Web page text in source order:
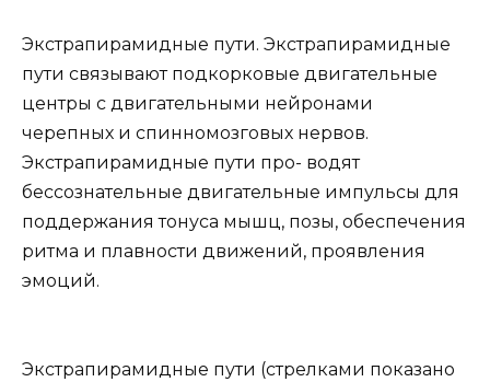
Экстрапирамидные пути. Экстрапирамидные
пути связывают подкорковые двигательные
центры с двигательными нейронами
черепных и спинномозговых нервов.
Экстрапирамидные пути про- водят
бессознательные двигательные импульсы для
поддержания тонуса мышц, позы, обеспечения
ритма и плавности движений, проявления
эмоций.
Экстрапирамидные пути (стрелками показано